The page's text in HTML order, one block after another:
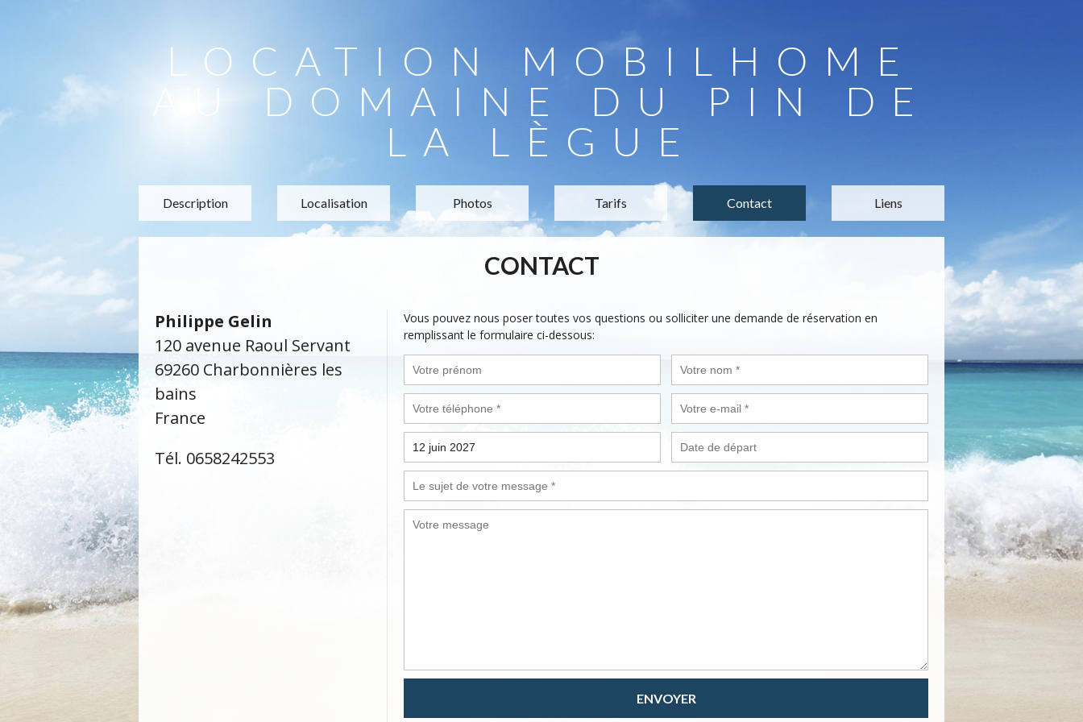
LOCATION MOBILHOME
AU DOMAINE DU PIN DE
LA LÈGUE
Description Localisation Photos Tarifs Contact Liens
CONTACT
Philippe Gelin
120 avenue Raoul Servant
69260 Charbonnières les
bains
France
Tél. 0658242553
Vous pouvez nous poser toutes vos questions ou solliciter une demande de réservation en
remplissant le formulaire ci-dessous:
ENVOYER